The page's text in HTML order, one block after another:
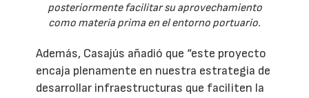
posteriormente facilitar su aprovechamiento
como materia prima en el entorno portuario.
Además, Casajús añadió que “este proyecto
encaja plenamente en nuestra estrategia de
desarrollar infraestructuras que faciliten la